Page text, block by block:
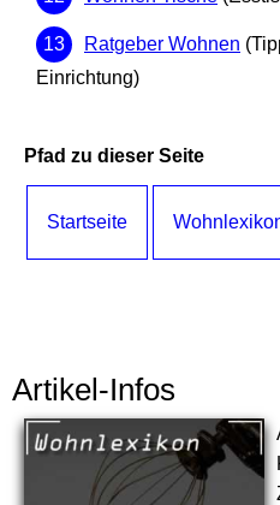
Ratgeber Wohnen
Einrichtung)
Pfad zu dieser Seite
Startseite
Artikel-Infos